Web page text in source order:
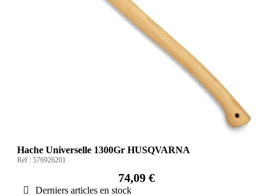
Hache Universelle 1300Gr HUSQVARNA
Réf : 576926201
74,09 €
Derniers articles en stock